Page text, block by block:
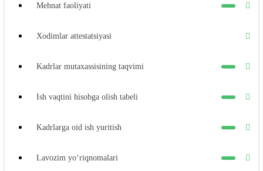
Mehnat faoliyati
Xodimlar attestatsiyasi
Kadrlar mutaхassisining taqvimi
Ish vaqtini hisobga olish tabeli
Kadrlarga oid ish yuritish
Lavozim yoʻriqnomalari